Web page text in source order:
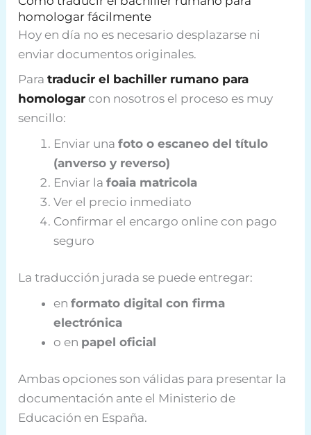
homologar fácilmente
Hoy en día no es necesario desplazarse ni
enviar documentos originales.
Para traducir el bachiller rumano para
homologar con nosotros el proceso es muy
sencillo:
Enviar unafoto o escaneo del título
(anverso y reverso)
Enviar lafoaia matricola
Ver el precio inmediato
Confirmar el encargo online con pago
seguro
La traducción jurada se puede entregar:
enformato digital con firma
electrónica
o en papel oficial
Ambas opciones son válidas para presentar la
documentación ante el Ministerio de
Educación en España.